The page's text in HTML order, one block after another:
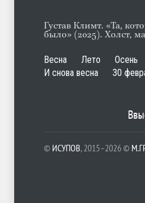
Густав Климт. «Та,
было» (2025). Холст,
Весна Лето Осень
И снова весна
30
© ИСУПОВ, 2015–2026 ©